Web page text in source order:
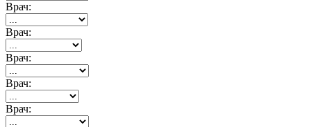
Врач:
Врач:
Врач:
Врач:
Врач: